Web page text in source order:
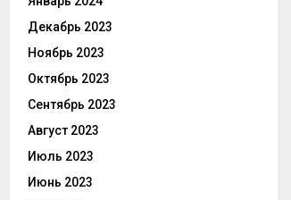
Декабрь 2023
Ноябрь 2023
Октябрь 2023
Сентябрь 2023
Август 2023
Июль 2023
Июнь 2023